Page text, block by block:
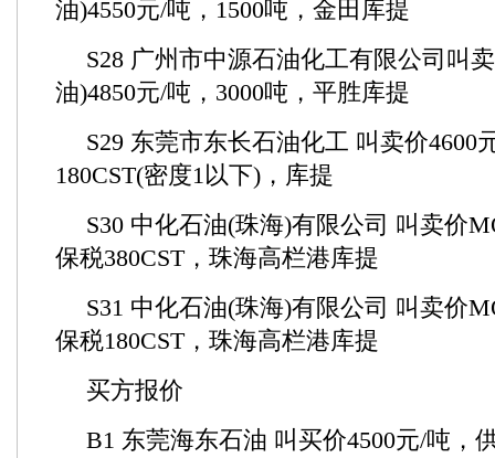
油)4550元/吨，1500吨，金田库提
S28 广州市中源石油化工有限公司叫
油)4850元/吨，3000吨，平胜库提
S29 东莞市东长石油化工 叫卖价4600
180CST(密度1以下)，库提
S30 中化石油(珠海)有限公司 叫卖价
保税380CST，珠海高
S31 中化石油(珠海)有限公司 叫卖价
保税180CST，珠海高栏港库提
买方报价
B1 东莞海东石油 叫买价4500元/吨，